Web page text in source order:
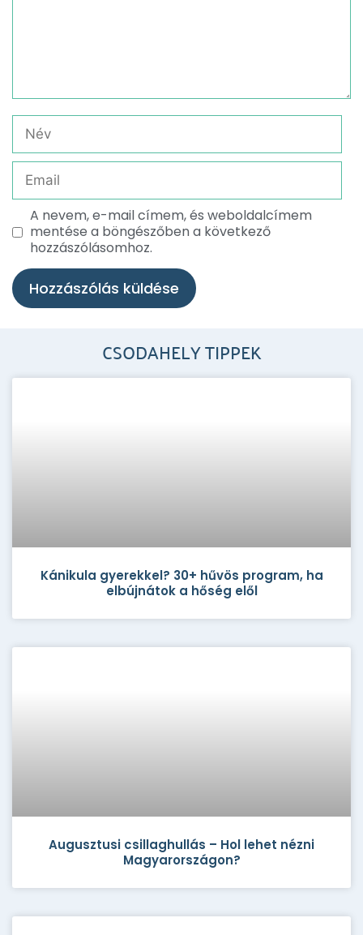
A nevem, e-mail címem, és weboldalcímem
mentése a böngészőben a következő
hozzászólásomhoz.
CSODAHELY TIPPEK
Kánikula gyerekkel? 30+ hűvös program, ha
elbújnátok a hőség elől
Augusztusi csillaghullás – Hol lehet nézni
Magyarországon?